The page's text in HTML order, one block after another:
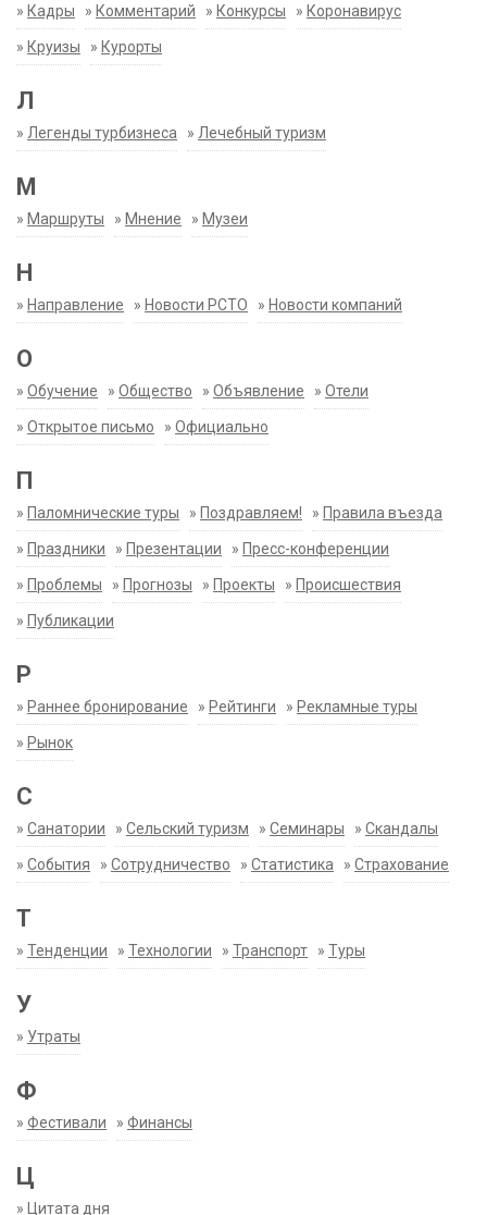
» Кадры » Комментарий » Конкурсы » Коронавирус
» Круизы » Курорты
Л
» Легенды турбизнеса » Лечебный туризм
М
» Маршруты » Мнение » Музеи
Н
» Направление » Новости РСТО » Новости компаний
О
» Обучение » Общество » Объявление » Отели
» Открытое письмо » Официально
П
» Паломнические туры » Поздравляем! » Правила въезда
» Праздники » Презентации » Пресс-конференции
» Проблемы » Прогнозы » Проекты » Происшествия
» Публикации
Р
» Раннее бронирование » Рейтинги » Рекламные туры
» Рынок
С
» Санатории » Сельский туризм » Семинары » Скандалы
» События » Сотрудничество » Статистика » Страхование
Т
» Тенденции » Технологии » Транспорт » Туры
У
» Утраты
Ф
» Фестивали » Финансы
Ц
» Цитата дня